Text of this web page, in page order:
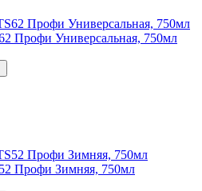
Профи Универсальная, 750мл
Профи Зимняя, 750мл